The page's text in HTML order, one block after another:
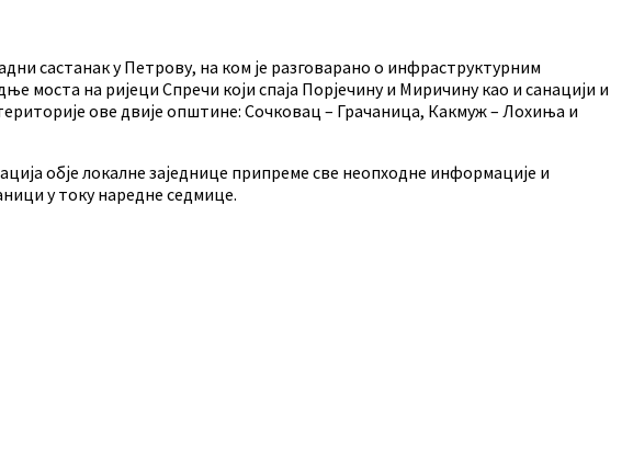
састанак у Петрову, на ком је разговарано о инфраструктурним
моста на ријеци Спречи који спаја Порјечину и Миричину као и санацији и
ове двије општине: Сочковац – Грачаница, Какмуж – Лохиња и
обје локалне заједнице припреме све неопходне информације и
у току наредне седмице.